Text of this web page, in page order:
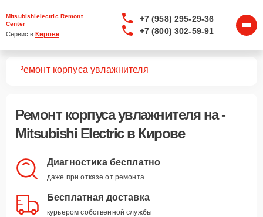
Mitsubishielectric Remont
Center
Сервис в Кирове
+7 (958) 295-29-36
+7 (800) 302-59-91
Ремонт корпуса увлажнителя
Ремонт корпуса увлажнителяна -
Mitsubishi Electric в Кирове
Диагностика бесплатно
даже при отказе от ремонта
Бесплатная доставка
курьером собственной службы